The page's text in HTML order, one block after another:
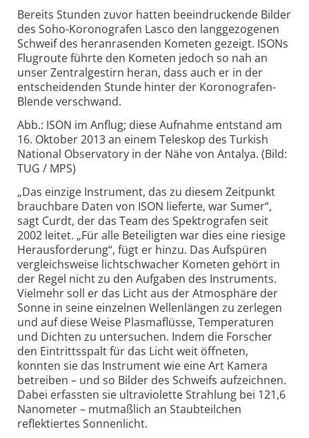
Bereits Stunden zuvor hatten beeindruckende Bilder
des Soho-Koronografen Lasco den langgezogenen
Schweif des heranrasenden Kometen gezeigt. ISONs
Flugroute führte den Kometen jedoch so nah an
unser Zentralgestirn heran, dass auch er in der
entscheidenden Stunde hinter der Koronografen-
Blende verschwand.
Abb.: ISON im Anflug; diese Aufnahme entstand am
16. Oktober 2013 an einem Teleskop des Turkish
National Observatory in der Nähe von Antalya. (Bild:
TUG / MPS)
„Das einzige Instrument, das zu diesem Zeitpunkt
brauchbare Daten von ISON lieferte, war Sumer“,
sagt Curdt, der das Team des Spektrografen seit
2002 leitet. „Für alle Beteiligten war dies eine riesige
Herausforderung“, fügt er hinzu. Das Aufspüren
vergleichsweise lichtschwacher Kometen gehört in
der Regel nicht zu den Aufgaben des Instruments.
Vielmehr soll er das Licht aus der Atmosphäre der
Sonne in seine einzelnen Wellenlängen zu zerlegen
und auf diese Weise Plasmaflüsse, Temperaturen
und Dichten zu untersuchen. Indem die Forscher
den Eintrittsspalt für das Licht weit öffneten,
konnten sie das Instrument wie eine Art Kamera
betreiben – und so Bilder des Schweifs aufzeichnen.
Dabei erfassten sie ultraviolette Strahlung bei 121,6
Nanometer – mutmaßlich an Staubteilchen
reflektiertes Sonnenlicht.